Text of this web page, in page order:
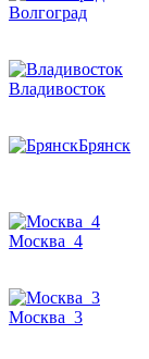
Волгоград
Владивосток
Брянск
Москва_4
Москва_3